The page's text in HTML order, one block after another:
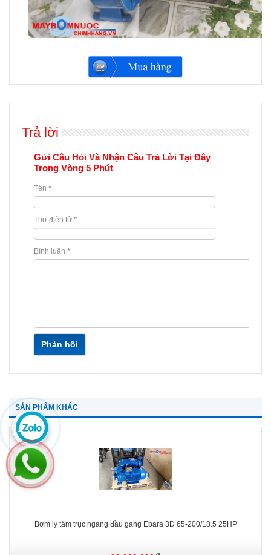
Trả lời
Gửi Câu Hỏi Và Nhận Câu Trả Lời Tại Đây
Trong Vòng 5 Phút
Tên *
Thư điện tử *
Bình luận *
Phản hồi
SẢN PHẨM KHÁC
Bơm ly tâm trục ngang đầu gang Ebara 3D 65-200/18.5 25HP